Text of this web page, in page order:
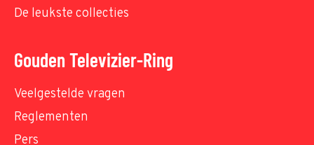
De leukste collecties
Gouden Televizier-Ring
Veelgestelde vragen
Reglementen
Pers